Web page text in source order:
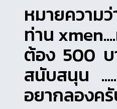
หมายความว่
ท่าน
ต้อง 500 บ
สนับสนุน
อยากลองครั